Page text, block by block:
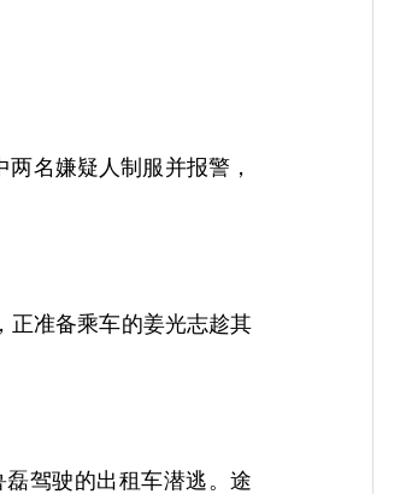
名嫌疑人制服并报警，
正准备乘车的姜光志趁其
驾驶的出租车潜逃。途